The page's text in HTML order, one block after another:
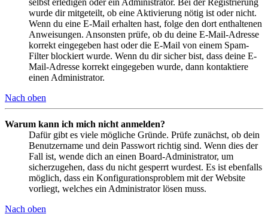
selbst erledigen oder ein Administrator. Bei der Registrierung
wurde dir mitgeteilt, ob eine Aktivierung nötig ist oder nicht.
Wenn du eine E-Mail erhalten hast, folge den dort enthaltenen
Anweisungen. Ansonsten prüfe, ob du deine E-Mail-Adresse
korrekt eingegeben hast oder die E-Mail von einem Spam-
Filter blockiert wurde. Wenn du dir sicher bist, dass deine E-
Mail-Adresse korrekt eingegeben wurde, dann kontaktiere
einen Administrator.
Nach oben
Warum kann ich mich nicht anmelden?
Dafür gibt es viele mögliche Gründe. Prüfe zunächst, ob dein
Benutzername und dein Passwort richtig sind. Wenn dies der
Fall ist, wende dich an einen Board-Administrator, um
sicherzugehen, dass du nicht gesperrt wurdest. Es ist ebenfalls
möglich, dass ein Konfigurationsproblem mit der Website
vorliegt, welches ein Administrator lösen muss.
Nach oben